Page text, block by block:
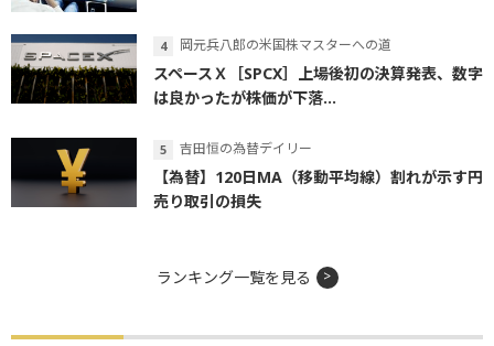
岡元兵八郎の米国株マスターへの道
スペースＸ［SPCX］上場後初の決算発表、数字
は良かったが株価が下落...
吉田恒の為替デイリー
【為替】120日MA（移動平均線）割れが示す円
売り取引の損失
ランキング一覧を見る